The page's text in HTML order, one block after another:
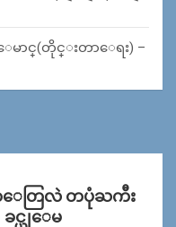
ာင္(တိုင္းတာေရး) –
ာေတြလဲ တပုံႀကီး
င္ယုေမ